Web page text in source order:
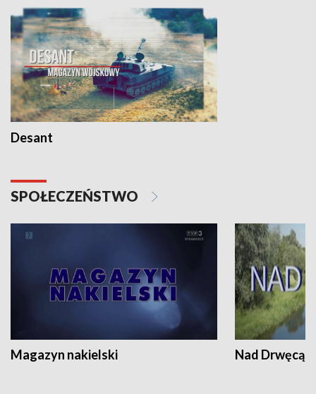
Desant
SPOŁECZEŃSTWO
Magazyn nakielski Nad Drwęcą